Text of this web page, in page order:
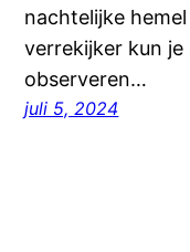
nachtelijke
verrekijker kun
observeren…
juli 5, 2024